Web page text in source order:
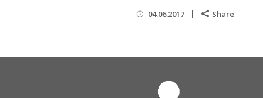
04.06.2017 Share